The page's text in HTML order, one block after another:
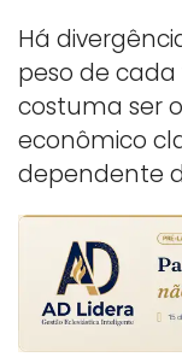
Há
peso de
costuma ser
econômico
dependente